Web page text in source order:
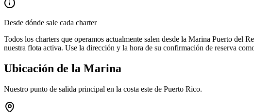
Desde dónde sale cada charter
Todos los charters que operamos actualmente salen desde la Marina Puerto del
nuestra flota activa. Use la dirección y la hora de su confirmación de reserva
Ubicación de la Marina
Nuestro punto de salida principal en la costa este de Puerto Rico.